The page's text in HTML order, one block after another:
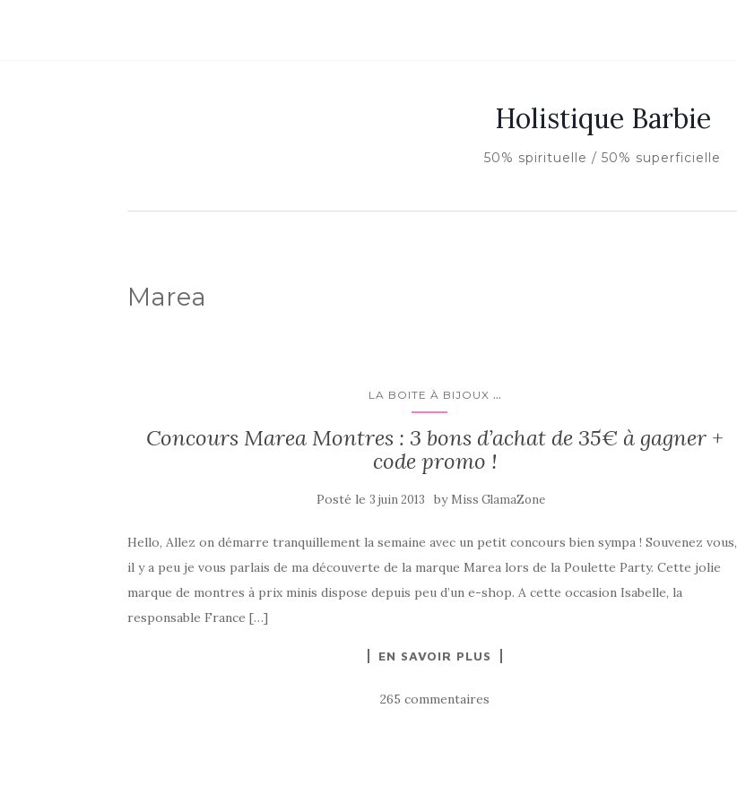
Holistique Barbie
50% spirituelle / 50% superficielle
Marea
LA BOITE À BIJOUX ...
Concours Marea Montres : 3 bons d’achat de 35€ à gagner +
code promo !
Posté le 3 juin 2013 by Miss GlamaZone
Hello, Allez on démarre tranquillement la semaine avec un petit concours bien sympa ! Souvenez vous,
il y a peu je vous parlais de ma découverte de la marque Marea lors de la Poulette Party. Cette jolie
marque de montres à prix minis dispose depuis peu d’un e-shop. A cette occasion Isabelle, la
responsable France […]
EN SAVOIR PLUS
265 commentaires